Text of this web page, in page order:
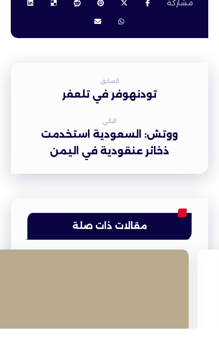
السابق
تودنهوفر في تلعفر
التالى
ووتش: السعودیة استخدمت
ذخائر عنقودیة في الیمن
مقالات ذات صلة